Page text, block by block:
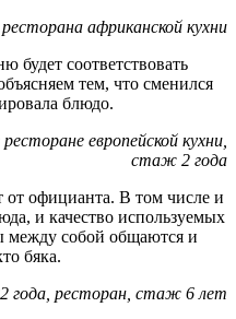
африканской кухни
будет соответствовать
тем, что сменился
блюдо.
европейской кухни,
стаж 2 года
от официанта. В том числе и
и качество используемых
между собой общаются и
бяка.
года, ресторан, стаж 6 лет